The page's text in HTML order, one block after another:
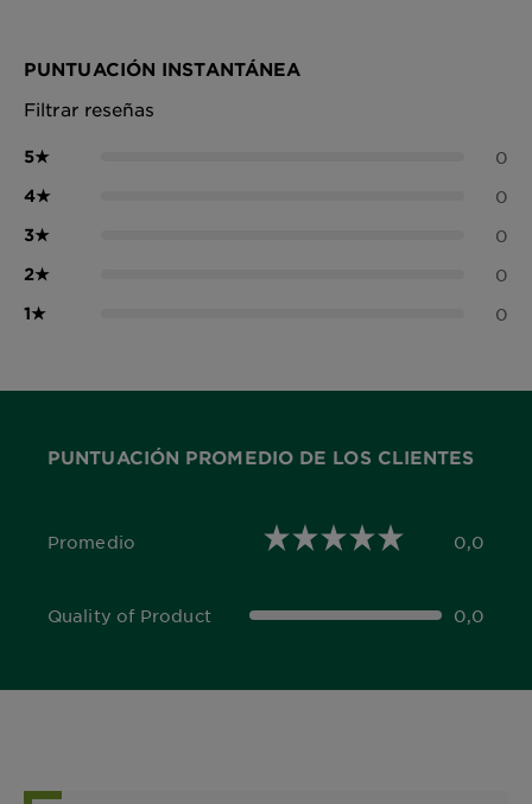
PUNTUACIÓN INSTANTÁNEA
Filtrar reseñas
5★ 0
4★ 0
3★ 0
2★ 0
1★ 0
PUNTUACIÓN PROMEDIO DE LOS CLIENTES
Promedio
0,0 out of 5 stars 0,0
Quality of Product
0,0 out of 5 stars 0,0